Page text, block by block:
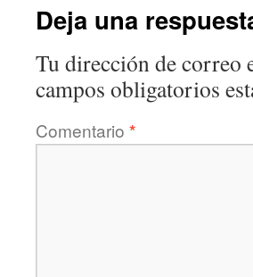
Deja una
Tu dirección de correo
campos obligatorios
Comentario *